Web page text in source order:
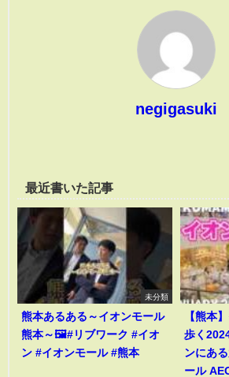
negigasuki
最近書いた記事
未分類
熊本あるある～イオンモール
熊本～🖼️#リブワーク #イオ
ン #イオンモール #熊本
【熊本
歩く
ンにあ
ール